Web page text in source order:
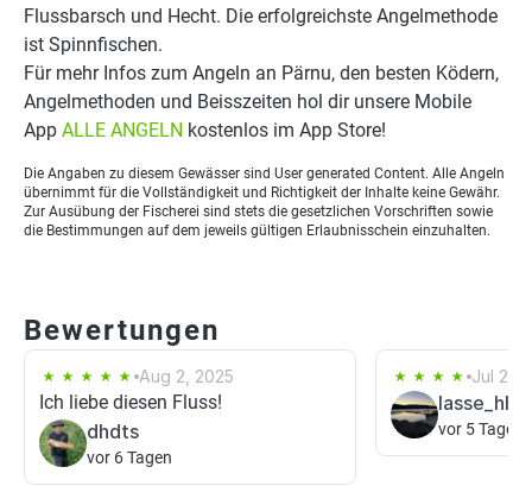
Flussbarsch und Hecht. Die erfolgreichste Angelmethode
ist Spinnfischen.
Für mehr Infos zum Angeln an Pärnu, den besten Ködern,
Angelmethoden und Beisszeiten hol dir unsere Mobile
App ALLE ANGELN kostenlos im App Store!
Die Angaben zu diesem Gewässer sind User generated Content. Alle Angeln
übernimmt für die Vollständigkeit und Richtigkeit der Inhalte keine Gewähr.
Zur Ausübung der Fischerei sind stets die gesetzlichen Vorschriften sowie
die Bestimmungen auf dem jeweils gültigen Erlaubnisschein einzuhalten.
Bewertungen
Aug 2, 2025
Ich liebe diesen Fluss!
dhdts
vor 6 Tagen
Jul 29,
vor 5 Tagen